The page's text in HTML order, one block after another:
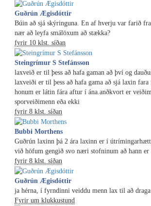
Guðrún Ægisdóttir
Búin að sjá skýringuna. En af hverju var farið
nær að leyfa smálöxum að stækka?
fyrir 10 klst. síðan
Steingrímur S Stefánsson
laxveið er til þess að hafa gaman að því og
laxveiði er til þess að hafa gama að sjá laxin fara
honum er látin fára aftur í ána.anðkvort er
sporveiðimenn eða ekki
fyrir 8 klst. síðan
Bubbi Morthens
Guðrún laxinn þá 2 ára laxinn er í
við höfum gengið svo næri stofninum að hann er
fyrir 8 klst. síðan
Guðrún Ægisdóttir
ja hérna, í fyrndinni veiddu menn lax til að
Fyrir um klukkustund